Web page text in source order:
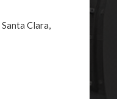
Santa Clara,